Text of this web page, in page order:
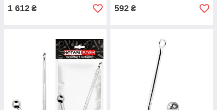
1 612 ₴ 592 ₴